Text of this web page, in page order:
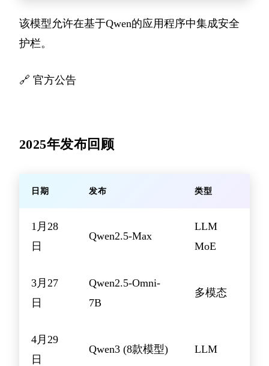
该模型允许在基于Qwen的应用程序中集成安全
护栏。
🔗 官方公告
2025年发布回顾
日期 发布 类型
1月28
日
Qwen2.5-Max
LLM
MoE
3月27
日
Qwen2.5-Omni-
7B
多模态
4月29
日
Qwen3 (8款模型) LLM